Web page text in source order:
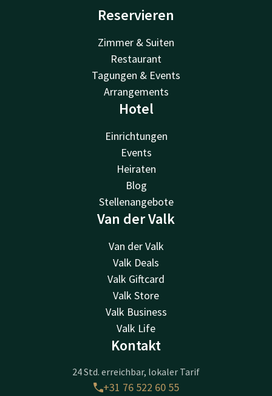
Reservieren
Zimmer & Suiten
Restaurant
Tagungen & Events
Arrangements
Hotel
Einrichtungen
Events
Heiraten
Blog
Stellenangebote
Van der Valk
Van der Valk
Valk Deals
Valk Giftcard
Valk Store
Valk Business
Valk Life
Kontakt
24 Std. erreichbar, lokaler Tarif
+31 76 522 60 55